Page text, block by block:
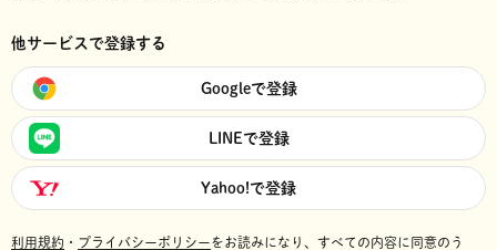
他サービスで登録する
Googleで登録
LINEで登録
Yahoo!で登録
利用規約 ・ プライバシーポリシーをお読みになり、 すべての内容に同意のう